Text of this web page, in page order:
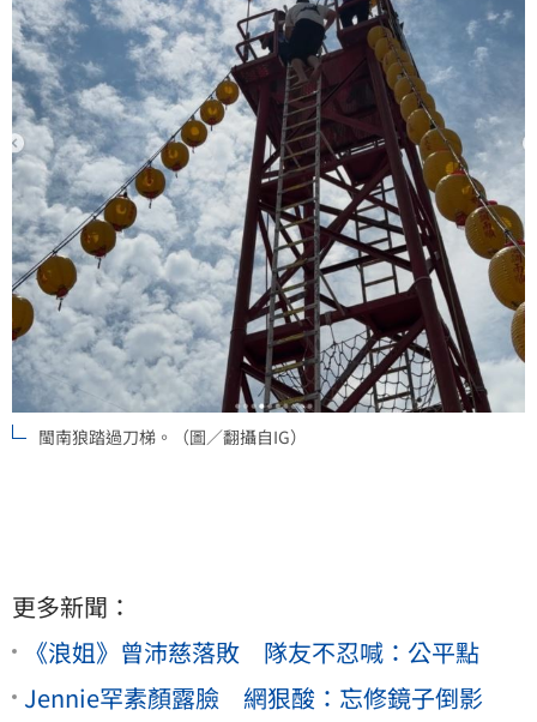
閩南狼踏過刀梯。（圖／翻攝自IG）
更多新聞：
《浪姐》曾沛慈落敗 隊友不忍喊：公平點
Jennie罕素顏露臉 網狠酸：忘修鏡子倒影